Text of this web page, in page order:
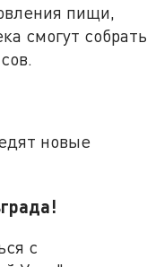
пищи,
смогут собрать
новые
с